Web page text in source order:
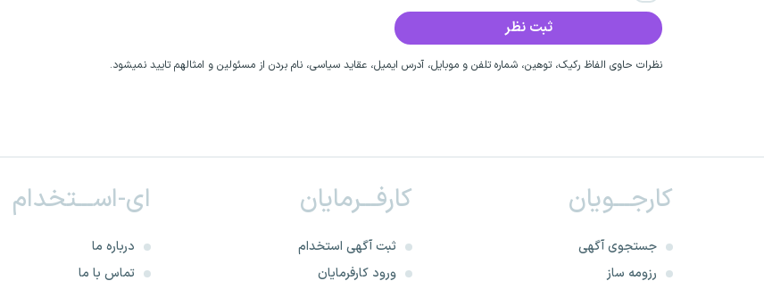
نظرات حاوی الفاظ رکیک، توهین، شماره تلفن و موبایل، آدرس ایمیل، عقاید سیاسی، نام بردن از مسئولین و امثالهم تایید نمیشود.
کارجـــویان
جستجوی آگهی
رزومه ساز
کارفـــرمایان
ثبت آگهی استخدام
ورود کارفرمایان
ای-اســـتخدام
درباره ما
تماس با ما